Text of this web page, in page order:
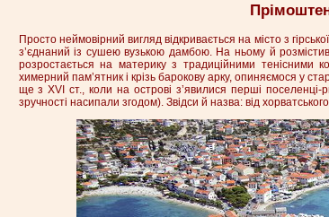
Просто неймовірний вигляд відкривається на місто з
з’єднаний із сушею вузькою дамбою. На ньому й
розростається на материку з традиційними тенісними
химерний пам’ятник і крізь барокову арку, опиняємося у
ще з XVI ст., коли на острові з’явилися перші
зручності насипали згодом). Звідси й назва: від